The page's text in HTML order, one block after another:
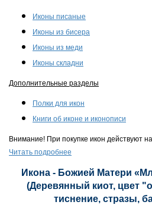
Иконы писаные
Иконы из бисера
Иконы из меди
Иконы складни
Дополнительные разделы
Полки для икон
Книги об иконе и иконописи
Внимание! При покупке икон действуют
Читать подробнее
Икона - Божией Матери
(Деревянный киот, цвет
тиснение, стразы,